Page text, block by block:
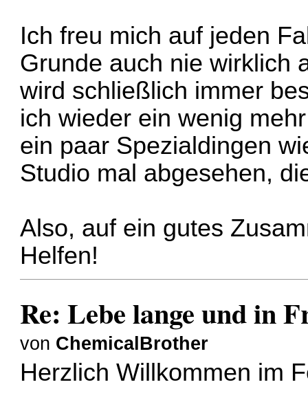
Ich freu mich auf jeden
Grunde auch nie wirklich
wird schließlich immer
ich wieder ein wenig
ein paar Spezialdingen
Studio mal abgesehen,
Also, auf ein gutes
Helfen!
Re: Lebe lange und in
von ChemicalBrother
Herzlich Willkommen im